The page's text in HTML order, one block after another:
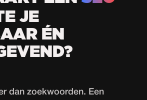
JE
ÉN
dan zoekwoorden. Een